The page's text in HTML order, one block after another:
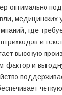
оптимально
где
и
высокую
фактор и